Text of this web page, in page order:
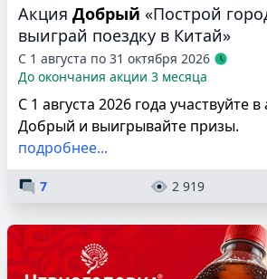
Акция Добрый «Построй
выиграй поездку в Китай»
С 1 августа по 31 октября 2026
До окончания акции 3 месяца
С 1 августа 2026 года участвуйте
Добрый и выигрывайте призы.
подробнее...
7 2 919